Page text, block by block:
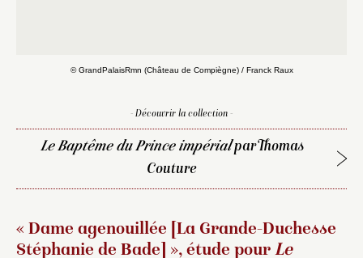
© GrandPalaisRmn (Château de Compiègne) / Franck Raux
- Découvrir la collection -
Le Baptême du Prince impérialpar Thomas
Couture
« Dame agenouillée [La Grande-Duchesse
Stéphanie de Bade] », étude pour Le